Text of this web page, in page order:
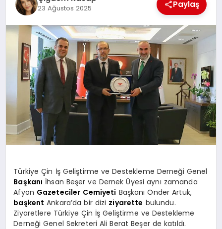
DÜNYA
SPOR
MAGAZIN
SAĞLIK
23 Ağustos 2025 Paylaş
Türkiye Çin İş Geliştirme ve Destekleme Derneği Genel
Başkanı İhsan Beşer ve Dernek Üyesi aynı zamanda
Afyon Gazeteciler Cemiyeti Başkanı Önder Artuk,
başkent Ankara’da bir dizi ziyarette bulundu.
Ziyaretlere Türkiye Çin İş Geliştirme ve Destekleme
Derneği Genel Sekreteri Ali Berat Beşer de katıldı.